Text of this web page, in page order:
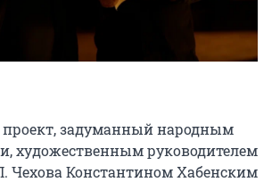
задуманный народным
художественным руководителем
Константином Хабенским